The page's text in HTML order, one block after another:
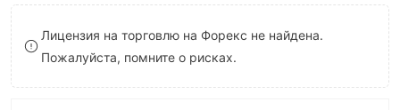
9 7
8
9
Лицензия на торговлю на Форекс не найдена.
Пожалуйста, помните о рисках.